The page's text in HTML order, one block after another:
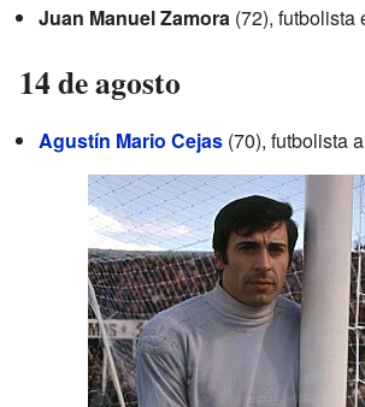
Juan Manuel Zamora (72), futbolista
14 de agosto
Agustín Mario Cejas (70), futbolista